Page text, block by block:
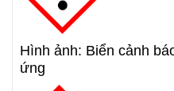
Hình ảnh: Biển cảnh
ứng